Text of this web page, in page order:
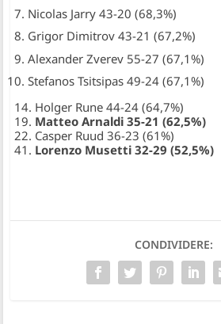
Nicolas Jarry 43-20 (68,3%)
Grigor Dimitrov 43-21 (67,2%)
Alexander Zverev 55-27 (67,1%)
Stefanos Tsitsipas 49-24 (67,1%)
14. Holger Rune 44-24 (64,7%)
19. Matteo Arnaldi 35-21 (62,5%)
22. Casper Ruud 36-23 (61%)
41. Lorenzo Musetti 32-29 (52,5%)
CONDIVIDERE: